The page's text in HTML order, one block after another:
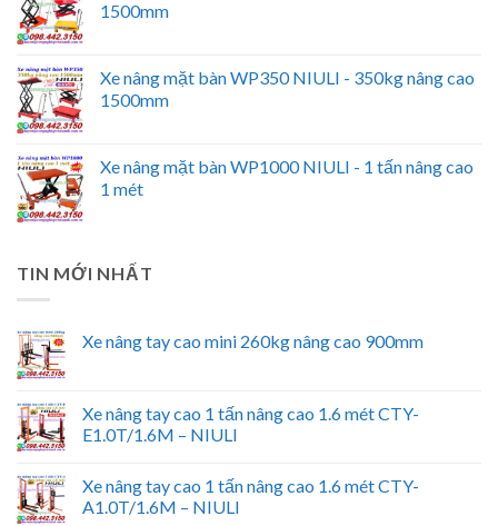
1500mm
Xe nâng mặt bàn WP350 NIULI - 350kg nâng cao
1500mm
Xe nâng mặt bàn WP1000 NIULI - 1 tấn nâng cao
1 mét
TIN MỚI NHẤT
Xe nâng tay cao mini 260kg nâng cao 900mm
Xe nâng tay cao 1 tấn nâng cao 1.6 mét CTY-
E1.0T/1.6M – NIULI
Xe nâng tay cao 1 tấn nâng cao 1.6 mét CTY-
A1.0T/1.6M – NIULI